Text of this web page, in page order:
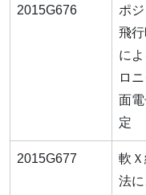
2015G676
ポ
飛
に
ロ
面
定
2015G677
軟
法